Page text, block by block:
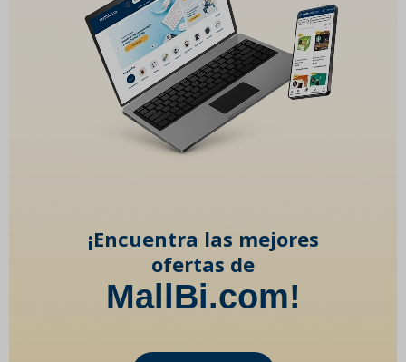
¡Encuentra las mejores
ofertas de
MallBi.com!